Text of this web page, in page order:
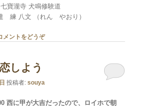
七寶瀧寺 犬鳴修験道
練 八文 （れん やおり）
メントをどうぞ
しよう
投稿者:souya
西に甲が大吉だったので、ロイホで朝